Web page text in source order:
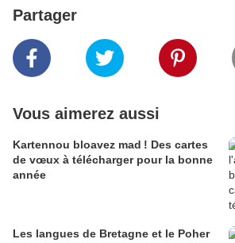
Partager
Vous aimerez aussi
Kartennou bloavez mad ! Des cartes
de vœux à télécharger pour la bonne
année
Les langues de Bretagne et le Poher